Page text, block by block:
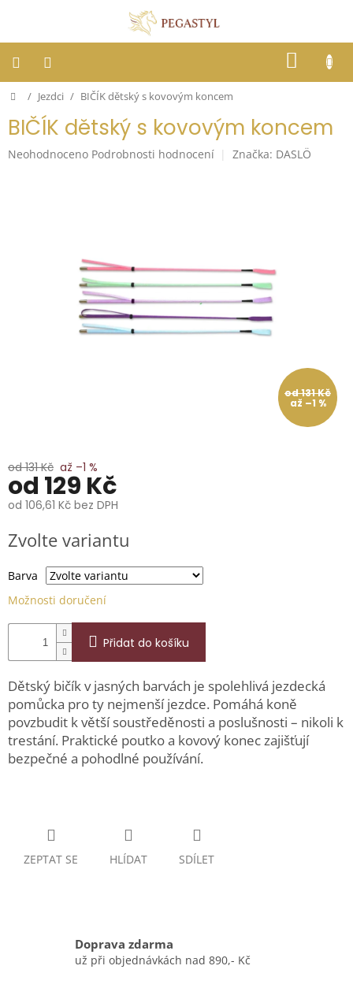
KOŠÍK
Dostihy
Značky
Přihlášení
Domů
/ Jezdci / BIČÍK dětský s kovovým koncem
BIČÍK dětský s kovovým koncem
Průměrné
Neohodnoceno Podrobnosti hodnocení Značka: DASLÖ
od 131 Kč
až –1 %
od 131 Kč až –1 %
od 129 Kč
od 106,61 Kč bez DPH
cena:
Zvolte variantu
Barva
Možnosti doručení
Přidat do košíku
Dětský bičík v jasných barvách je spolehlivá jezdecká
pomůcka pro ty nejmenší jezdce. Pomáhá koně
povzbudit k větší soustředěnosti a poslušnosti – nikoli k
trestání. Praktické poutko a kovový konec zajišťují
bezpečné a pohodlné používání.
ZEPTAT SE HLÍDAT SDÍLET
Doprava zdarma
už při objednávkách nad 890,- Kč